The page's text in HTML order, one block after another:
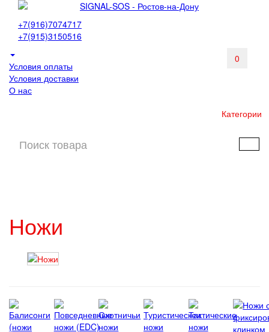
+7(916)7074717
+7(915)3150516
Условия оплаты
Условия доставки
О нас
0
Категории
Ножи